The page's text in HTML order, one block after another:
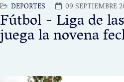
DEPORTES 09 SEPTIEMBRE
Fútbol - Liga de
juega la novena